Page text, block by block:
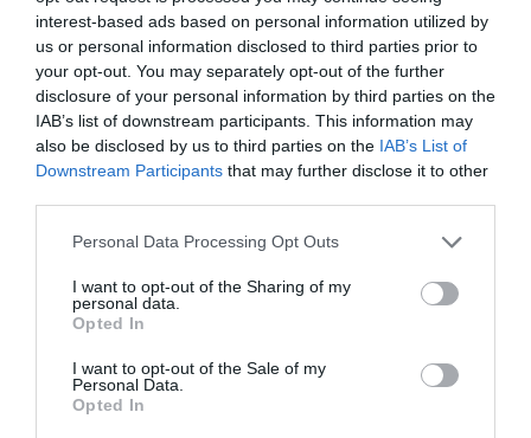
interest-based ads based on personal information utilized by
us or personal information disclosed to third parties prior to
your opt-out. You may separately opt-out of the further
disclosure of your personal information by third parties on the
IAB’s list of downstream participants. This information may
also be disclosed by us to third parties on the IAB’s List of
Downstream Participants that may further disclose it to other
Personal Data Processing Opt Outs
I want to opt-out of the Sharing of my
personal data.
Opted In
I want to opt-out of the Sale of my
Personal Data.
Opted In
Albatros13a commenté l'article :
Pointe‑à‑Pitre – Panama City : Air France ouvre un pont
aérien vers l’Amérique latine
a commenté l'article :
histoire de l'aviation